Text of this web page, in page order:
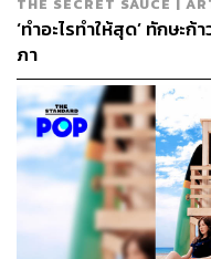
‘ทำอะไรทำให้สุด’ ทักษะ
ภา